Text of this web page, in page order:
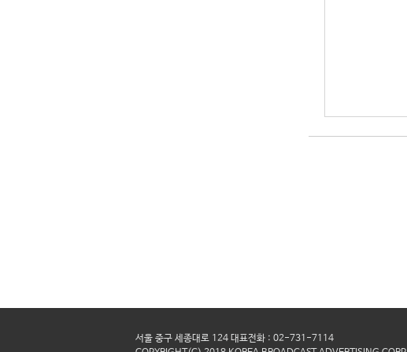
서울 중구 세종대로 124 대표전화 : 02-731-7114